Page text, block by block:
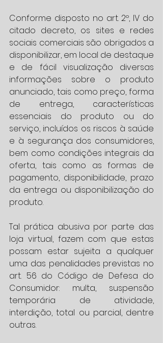
Conforme disposto no art. 2º, IV do
citado decreto, os sites e redes
sociais comerciais são obrigados a
disponibilizar, em local de destaque
e de fácil visualização diversas
informações sobre o produto
anunciado, tais como preço, forma
de entrega, características
essenciais do produto ou do
serviço, incluídos os riscos à saúde
e à segurança dos consumidores,
bem como condições integrais da
oferta, tais como as formas de
pagamento, disponibilidade, prazo
da entrega ou disponibilização do
produto.
Tal prática abusiva por parte das
loja virtual, fazem com que estas
possam estar sujeita a qualquer
uma das penalidades previstas no
art. 56 do Código de Defesa do
Consumidor: multa, suspensão
temporária de atividade,
interdição, total ou parcial, dentre
outras.